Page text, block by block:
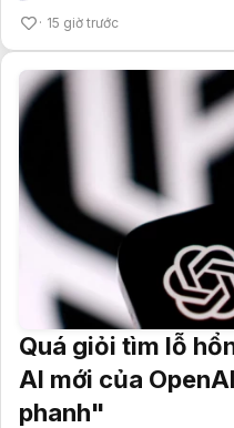
15 giờ trước
Quá giỏi tìm lỗ
AI mới của
phanh"